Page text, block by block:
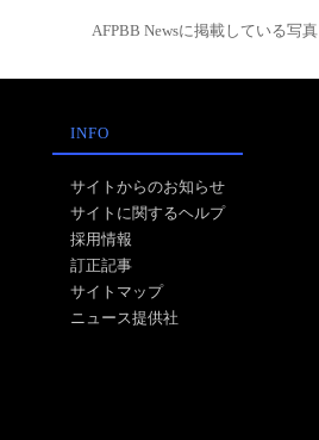
AFPBB Newsに掲載している写
INFO
サイトからのお知らせ
サイトに関するヘルプ
採用情報
訂正記事
サイトマップ
ニュース提供社